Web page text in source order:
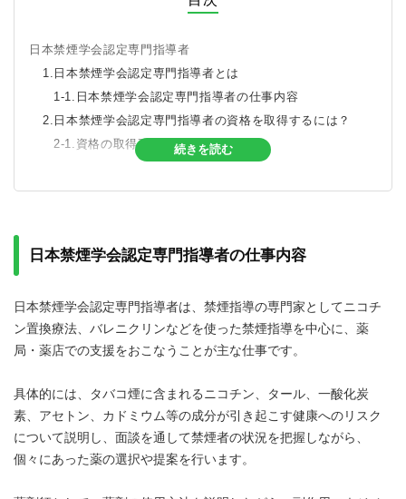
日本禁煙学会認定専門指導者
1.日本禁煙学会認定専門指導者とは
1-1.日本禁煙学会認定専門指導者の仕事内容
2.日本禁煙学会認定専門指導者の資格を取得するには？
2-1.資格の取得要件
2-3.資格の更新について
続きを読む
日本禁煙学会認定専門指導者の仕事内容
日本禁煙学会認定専門指導者は、禁煙指導の専門家としてニコチ
ン置換療法、バレニクリンなどを使った禁煙指導を中心に、薬
局・薬店での支援をおこなうことが主な仕事です。
具体的には、タバコ煙に含まれるニコチン、タール、一酸化炭
素、アセトン、カドミウム等の成分が引き起こす健康へのリスク
について説明し、面談を通して禁煙者の状況を把握しながら、
個々にあった薬の選択や提案を行います。